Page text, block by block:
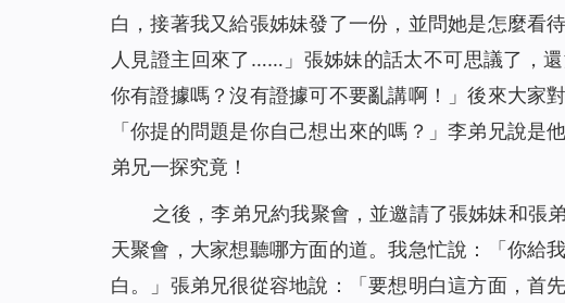
白，接著我又給張姊妹發了一份，並問她是怎麼看
人見證主回來了……」張姊妹的話太不可思議了，
你有證據嗎？沒有證據可不要亂講啊！」後來大家
「你提的問題是你自己想出來的嗎？」李弟兄說
弟兄一探究竟！
之後，李弟兄約我聚會，並邀請了張姊妹和張
天聚會，大家想聽哪方面的道。我急忙說：「你給
白。」張弟兄很從容地說：「要想明白這方面，首